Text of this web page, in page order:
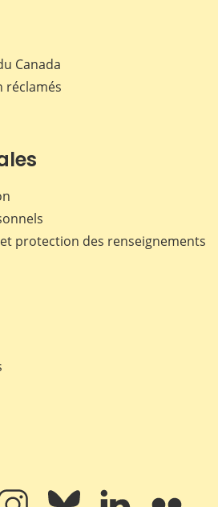
Canada
réclamés
protection des renseignements